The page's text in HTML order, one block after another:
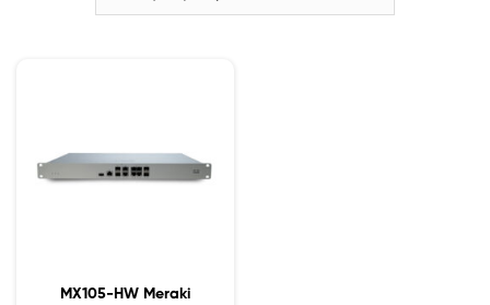
MX105-HW Meraki